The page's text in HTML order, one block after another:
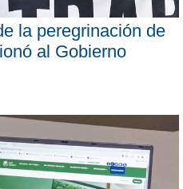
la peregrinación de
al Gobierno